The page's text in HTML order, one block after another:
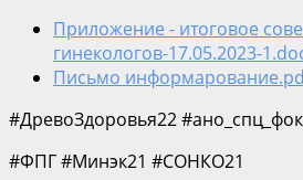
Приложение - итоговое
гинекологов-17.05.2023-
Письмо
#ДревоЗдоровья22
#ФПГ #Минэк21 #СОНКО21